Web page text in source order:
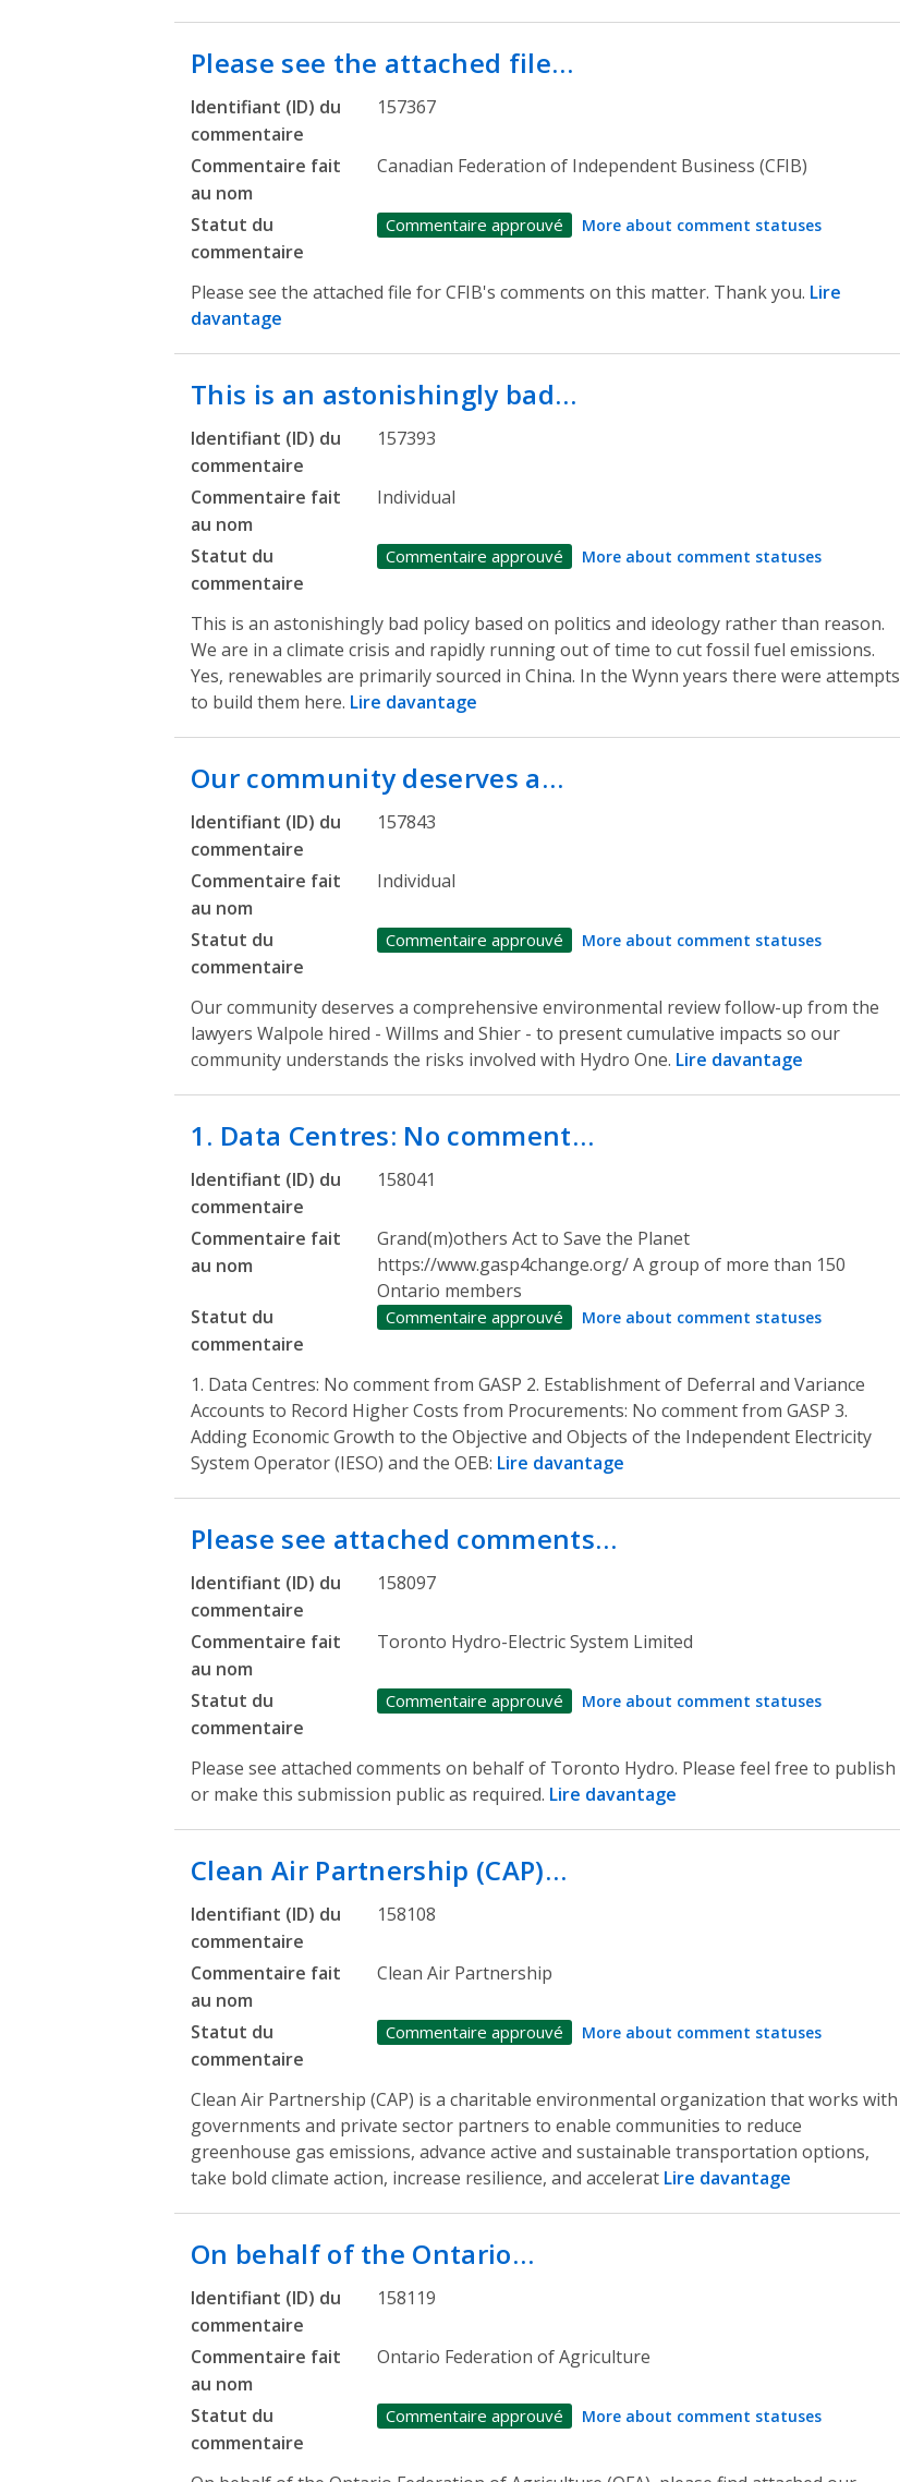
Please see the attached file…
Identifiant (ID) du
commentaire
157367
Commentaire fait
au nom
Canadian Federation of Independent Business (CFIB)
Statut du
commentaire
Commentaire approuvé More about comment statuses
Please see the attached file for CFIB's comments on this matter. Thank you. Lire
davantage
This is an astonishingly bad…
Identifiant (ID) du
commentaire
157393
Commentaire fait
au nom
Individual
Statut du
commentaire
Commentaire approuvé More about comment statuses
This is an astonishingly bad policy based on politics and ideology rather than reason.
We are in a climate crisis and rapidly running out of time to cut fossil fuel emissions.
Yes, renewables are primarily sourced in China. In the Wynn years there were attempts
to build them here. Lire davantage
Our community deserves a…
Identifiant (ID) du
commentaire
157843
Commentaire fait
au nom
Individual
Statut du
commentaire
Commentaire approuvé More about comment statuses
Our community deserves a comprehensive environmental review follow-up from the
lawyers Walpole hired - Willms and Shier - to present cumulative impacts so our
community understands the risks involved with Hydro One. Lire davantage
1. Data Centres: No comment…
Identifiant (ID) du
commentaire
158041
Commentaire fait
au nom
Grand(m)others Act to Save the Planet
https://www.gasp4change.org/ A group of more than 150
Ontario members
Statut du
commentaire
Commentaire approuvé More about comment statuses
1. Data Centres: No comment from GASP 2. Establishment of Deferral and Variance
Accounts to Record Higher Costs from Procurements: No comment from GASP 3.
Adding Economic Growth to the Objective and Objects of the Independent Electricity
System Operator (IESO) and the OEB: Lire davantage
Please see attached comments…
Identifiant (ID) du
commentaire
158097
Commentaire fait
au nom
Toronto Hydro-Electric System Limited
Statut du
commentaire
Commentaire approuvé More about comment statuses
Please see attached comments on behalf of Toronto Hydro. Please feel free to publish
or make this submission public as required. Lire davantage
Clean Air Partnership (CAP)…
Identifiant (ID) du
commentaire
158108
Commentaire fait
au nom
Clean Air Partnership
Statut du
commentaire
Commentaire approuvé More about comment statuses
Clean Air Partnership (CAP) is a charitable environmental organization that works with
governments and private sector partners to enable communities to reduce
greenhouse gas emissions, advance active and sustainable transportation options,
take bold climate action, increase resilience, and accelerat Lire davantage
On behalf of the Ontario…
Identifiant (ID) du
commentaire
158119
Commentaire fait
au nom
Ontario Federation of Agriculture
Statut du
commentaire
Commentaire approuvé More about comment statuses